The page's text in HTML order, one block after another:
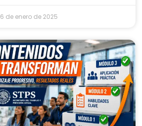
6 de enero de 2025